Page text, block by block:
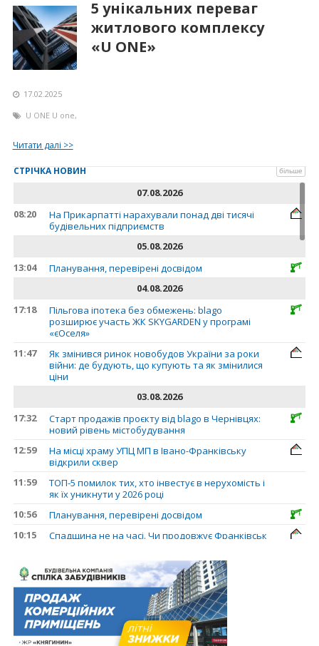
5 унікальних переваг
житлового комплексу
«U ONE»
17.02.2025
U ONE U one,
Читати далі >>
СТРІЧКА НОВИН більше
07.08.2026
08:20
На Прикарпатті нарахували понад дві тисячі
будівельних підприємств
05.08.2026
13:04
Планування, перевірені досвідом
04.08.2026
17:18
Пільгова іпотека без обмежень: blago
розширює участь ЖК SKYGARDEN у програмі
«єОселя»
11:47
Як змінився ринок новобудов України за роки
війни: де будують, що купують та як змінилися
ціни
03.08.2026
17:32
Старт продажів проєкту від blago в Чернівцях:
новий рівень містобудування
12:59
На місці храму УПЦ МП в Івано-Франківську
відкрили сквер
11:59
ТОП-5 помилок тих, хто інвестує в нерухомість і
як їх уникнути у 2026 році
10:56
Планування, перевірені досвідом
10:15
Спадщина не на часі. Чи продовжує Франківськ
31.07.2026
13:35
У Франківську анонсували новий житловий
масив «Надрічний»
30.07.2026
15:01
Ринок житла зміщується на захід: Франківськ —